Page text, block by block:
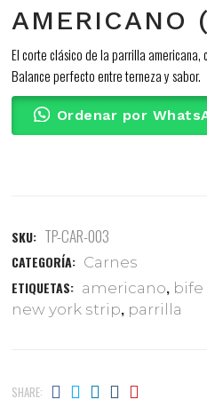
AMERICANO
El corte clásico de la parrilla americana,
Balance perfecto entre terneza y sabor.
Ordenar por
SKU: TP-CAR-003
CATEGORÍA: Carnes
ETIQUETAS: americano,
new york strip, parrilla
SHARE: